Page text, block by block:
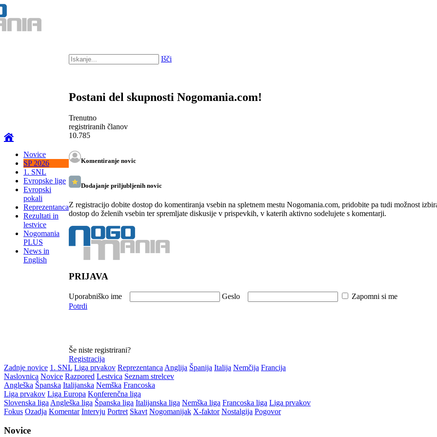
Novice
SP 2026
1. SNL
Evropske lige
Evropski
pokali
Reprezentanca
Rezultati in
lestvice
Nogomania
PLUS
News in
English
Išči
Postani del skupnosti Nogomania.com!
Trenutno
registriranih članov
10.785
Komentiranje novic
Dodajanje priljubljenih novic
Z registracijo dobite dostop do komentiranja vsebin na spletnem mestu Nogomania.com, pridobite pa tudi možnost
dostop do želenih vsebin ter spremljate diskusije v prispevkih, v katerih aktivno sodelujete s komentarji.
PRIJAVA
Uporabniško ime Geslo Zapomni si me
Potrdi
Še niste registrirani?
Registracija
Zadnje novice 1. SNL Liga prvakov Reprezentanca Anglija Španija Italija Nemčija Francija
Naslovnica Novice Razpored Lestvica Seznam strelcev
Angleška Španska Italijanska Nemška Francoska
Liga prvakov Liga Europa Konferenčna liga
Slovenska liga Angleška liga Španska liga Italijanska liga Nemška liga Francoska liga Liga prvakov
Fokus Ozadja Komentar Intervju Portret Skavt Nogomanijak X-faktor Nostalgija Pogovor
Novice